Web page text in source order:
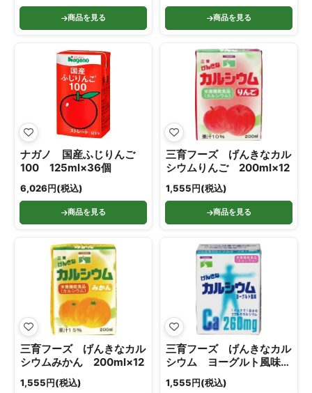
商品を見る 商品を見る
ナガノ 国産ふじりんご
100 125ml×36個
6,026円(税込)
商品を見る
三育フーズ げんきなカル
シウムりんご 200ml×12
1,555円(税込)
商品を見る
三育フーズ げんきなカル
シウムみかん 200ml×12
1,555円(税込)
三育フーズ げんきなカル
シウム ヨーグルト風味
200ml×12
1,555円(税込)